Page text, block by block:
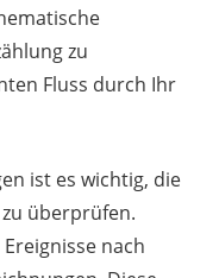
zu
Fluss durch Ihr
ist es wichtig, die
überprüfen.
nach